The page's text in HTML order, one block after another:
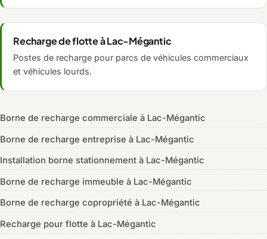
Recharge de flotte à Lac-Mégantic
Postes de recharge pour parcs de véhicules commerciaux
et véhicules lourds.
Borne de recharge commerciale à Lac-Mégantic
Borne de recharge entreprise à Lac-Mégantic
Installation borne stationnement à Lac-Mégantic
Borne de recharge immeuble à Lac-Mégantic
Borne de recharge copropriété à Lac-Mégantic
Recharge pour flotte à Lac-Mégantic